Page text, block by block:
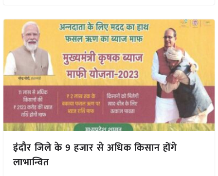
इंदौर जिले के 9 हजार से अधिक किसान होंगे
लाभान्वित